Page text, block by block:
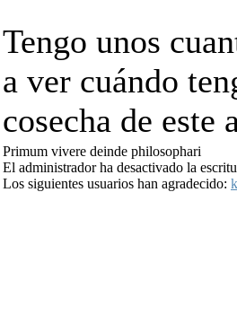
Tengo unos
a ver cuándo
cosecha de
Primum vivere deinde philosophari
El administrador ha desactivado la
Los siguientes usuarios han agradecido: